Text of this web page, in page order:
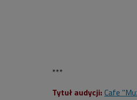
***
Tytuł audycji: Cafe